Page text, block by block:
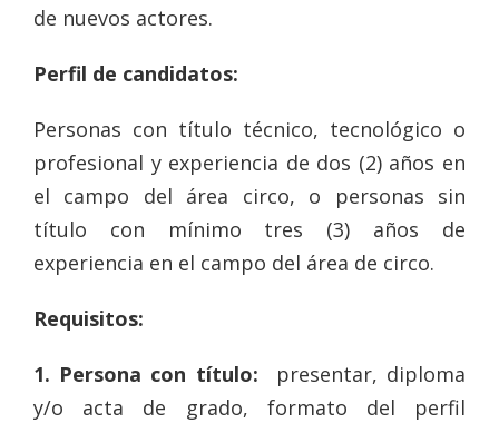
de nuevos actores.
Perfil de candidatos:
Personas con título técnico, tecnológico o
profesional y experiencia de dos (2) años en
el campo del área circo, o personas sin
título con mínimo tres (3) años de
experiencia en el campo del área de circo.
Requisitos:
1. Persona con título: presentar, diploma
y/o acta de grado, formato del perfil